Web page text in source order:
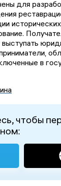
для
в
чтобы